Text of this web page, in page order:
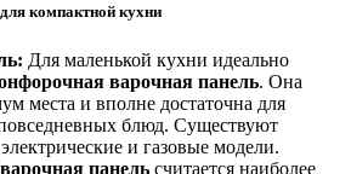
компактной кухни
Для маленькой кухни идеально
варочная панель. Она
места и вполне достаточна для
блюд. Существуют
и газовые модели.
панель считается наиболее